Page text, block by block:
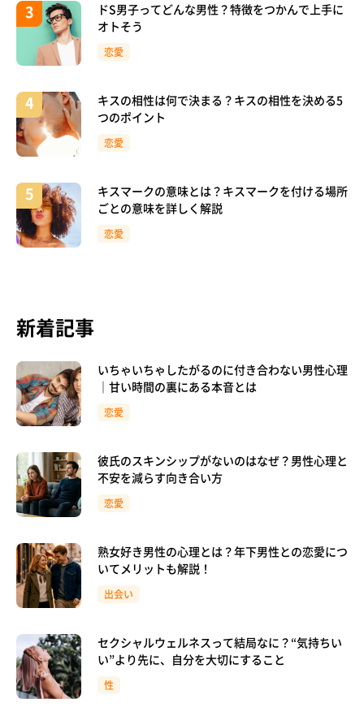
ドS男子ってどんな男性？特徴をつかんで上手に
オトそう
恋愛
キスの相性は何で決まる？キスの相性を決める5
つのポイント
恋愛
キスマークの意味とは？キスマークを付ける場所
ごとの意味を詳しく解説
恋愛
新着記事
いちゃいちゃしたがるのに付き合わない男性心理
｜甘い時間の裏にある本音とは
恋愛
彼氏のスキンシップがないのはなぜ？男性心理と
不安を減らす向き合い方
恋愛
熟女好き男性の心理とは？年下男性との恋愛につ
いてメリットも解説！
出会い
セクシャルウェルネスって結局なに？“気持ちい
い”より先に、自分を大切にすること
性